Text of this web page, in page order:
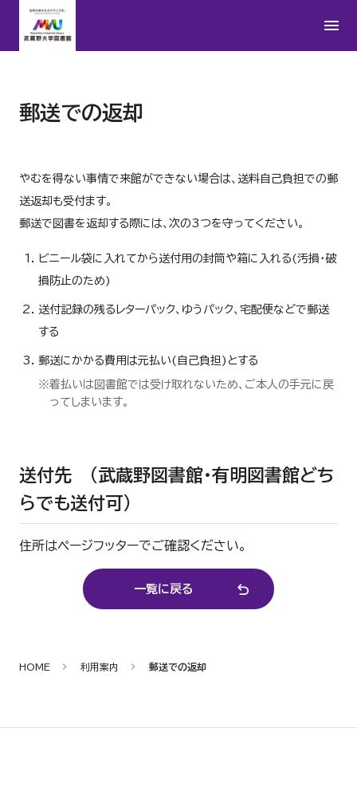
郵送での返却
やむを得ない事情で来館ができない場合は、送料自己負担での郵
送返却も受付ます。
郵送で図書を返却する際には、次の3つを守ってください。
ビニール袋に入れてから送付用の封筒や箱に入れる(汚損・破
損防止のため)
送付記録の残るレターパック、ゆうパック、宅配便などで郵送
する
郵送にかかる費用は元払い(自己負担)とする
※着払いは図書館では受け取れないため、ご本人の手元に戻
ってしまいます。
送付先 (武蔵野図書館・有明図書館どち
らでも送付可)
住所はページフッターでご確認ください。
一覧に戻る
HOME 利用案内 郵送での返却